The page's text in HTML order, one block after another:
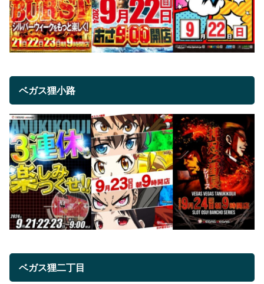
ベガス狸小路
ベガス狸二丁目